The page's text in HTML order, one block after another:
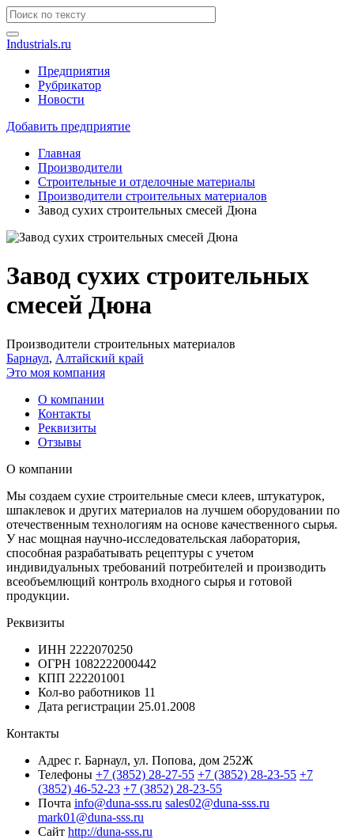
Industrials.ru
Предприятия
Рубрикатор
Новости
Добавить предприятие
Главная
Производители
Строительные и отделочные материалы
Производители строительных материалов
Завод сухих строительных смесей Дюна
Завод сухих строительных
смесей Дюна
Производители строительных материалов
Барнаул, Алтайский край
Это моя компания
О компании
Контакты
Реквизиты
Отзывы
О компании
Мы создаем сухие строительные смеси клеев, штукатурок,
шпаклевок и других материалов на лучшем оборудовании по
отечественным технологиям на основе качественного сырья.
У нас мощная научно-исследовательская лаборатория,
способная разрабатывать рецептуры с учетом
индивидуальных требований потребителей и производить
всеобъемлющий контроль входного сырья и готовой
продукции.
Реквизиты
ИНН 2222070250
ОГРН 1082222000442
КПП 222201001
Кол-во работников 11
Дата регистрации 25.01.2008
Контакты
Адрес г. Барнаул, ул. Попова, дом 252Ж
Телефоны +7 (3852) 28-27-55 +7 (3852) 28-23-55 +7
(3852) 46-52-23 +7 (3852) 28-23-55
Почта info@duna-sss.ru sales02@duna-sss.ru
mark01@duna-sss.ru
Сайт http://duna-sss.ru